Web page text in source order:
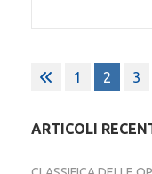
articoli
1 2 3
ARTICOLI